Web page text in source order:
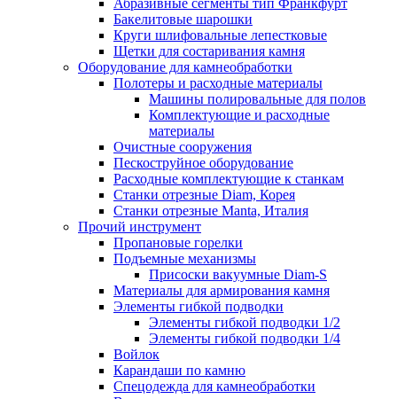
Абразивные сегменты тип Франкфурт
Бакелитовые шарошки
Круги шлифовальные лепестковые
Щетки для состаривания камня
Оборудование для камнеобработки
Полотеры и расходные материалы
Машины полировальные для полов
Комплектующие и расходные
материалы
Очистные сооружения
Пескоструйное оборудование
Расходные комплектующие к станкам
Станки отрезные Diam, Корея
Станки отрезные Manta, Италия
Прочий инструмент
Пропановые горелки
Подъeмные механизмы
Присоски вакуумные Diam-S
Материалы для армирования камня
Элементы гибкой подводки
Элементы гибкой подводки 1/2
Элементы гибкой подводки 1/4
Войлок
Карандаши по камню
Спецодежда для камнеобработки